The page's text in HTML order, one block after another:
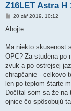
Z16LET Astra H
P
í
ě
e
k
20 zář 2019, 10:12
Ahojte.
Ma niekto skusenost
OPC? Za studena po
zvuk a po ostrejsej
chrapčanie - celkovo
len po teplom štarte
Dočítal som sa že na
ojnice čo spôsobujú